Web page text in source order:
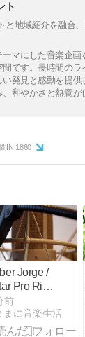
ト
と地域紹介を融合
マにした音楽企
です。長時間の
発見と感動を提
和やかさと熱意
IN:1860
Jorge /
Pro Rio
To Rio)
年)
前
まに音楽生活